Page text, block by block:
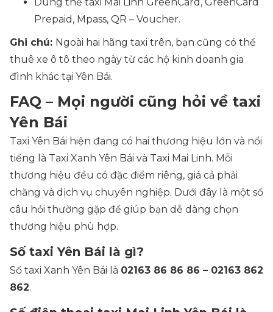
Prepaid, Mpass, QR – Voucher.
Ghi chú: Ngoài hai hãng taxi trên, bạn cũng có thể
thuê xe ô tô theo ngày từ các hộ kinh doanh gia
đình khác tại Yên Bái.
FAQ – Mọi người cũng hỏi về taxi
Yên Bái
Taxi Yên Bái hiện đang có hai thương hiệu lớn và nổi
tiếng là Taxi Xanh Yên Bái và Taxi Mai Linh. Mỗi
thương hiệu đều có đặc điểm riêng, giá cả phải
chăng và dịch vụ chuyên nghiệp. Dưới đây là một số
câu hỏi thường gặp để giúp bạn dễ dàng chọn
thương hiệu phù hợp.
Số taxi Yên Bái là gì?
Số taxi Xanh Yên Bái là 02163 86 86 86 – 02163 862
862.